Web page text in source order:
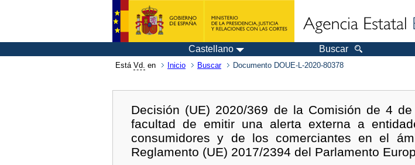
Castellano Buscar
Está Vd. en Inicio Buscar Documento DOUE-L-2020-80378
Decisión (UE) 2020/369 de la Comisión de 4
facultad de emitir una alerta externa a
consumidores y de los comerciantes en el
Reglamento (UE) 2017/2394 del Parlamento